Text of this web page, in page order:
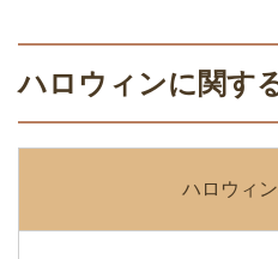
ハロウィンに関す
ハロウィ